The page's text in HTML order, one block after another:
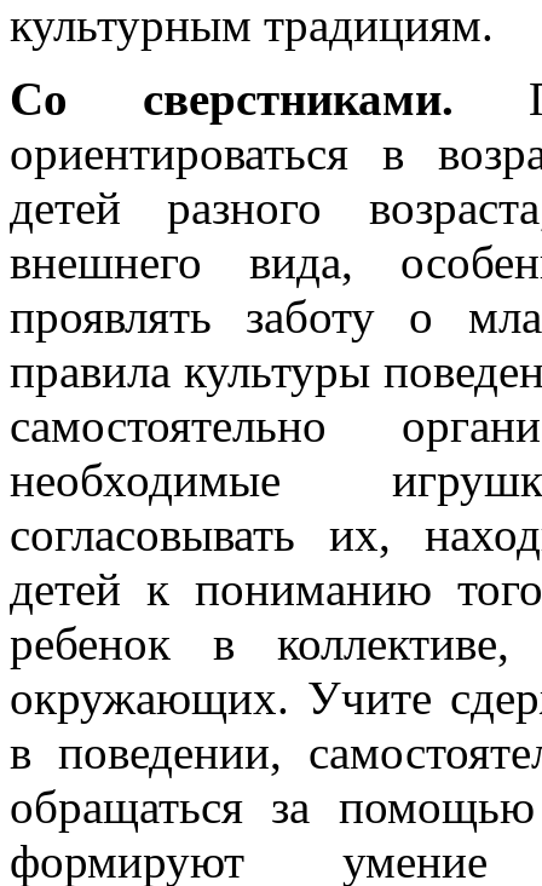
культурным традициям.
Со сверстниками.
ориентироваться в
детей разного
внешнего вида,
проявлять заботу о
правила культуры
самостоятельно
необходимые
согласовывать их,
детей к пониманию
ребенок в
окружающих. Учите
в поведении,
обращаться за
формируют умение